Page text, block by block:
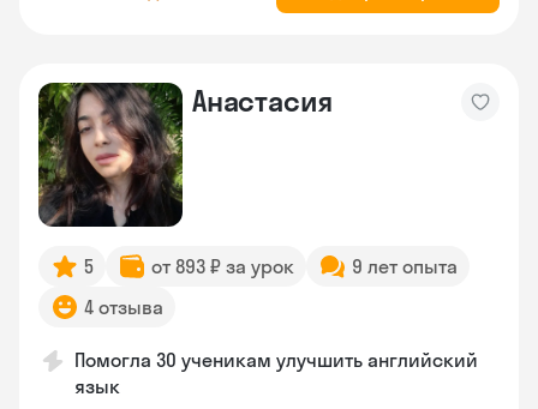
Анастасия
5 от 893 ₽ за урок
9 лет опыта
4 отзыва
Помогла 30 ученикам улучшить английский
язык